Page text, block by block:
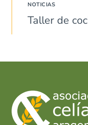
NOTICIAS
Taller de